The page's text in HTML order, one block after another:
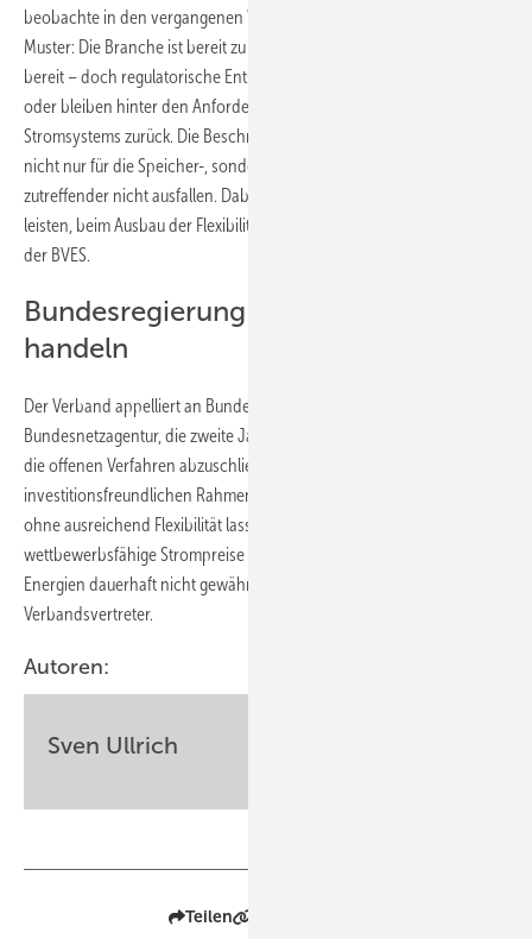
beobachte in den vergangenen Wochen ein wiederkehrendes
Muster: Die Branche ist bereit zu investieren, die Technologien stehen
bereit – doch regulatorische Entscheidungen werden verschoben
oder bleiben hinter den Anforderungen eines zukunftsfähigen
Stromsystems zurück. Die Beschreibung der derzeitigen Situation
nicht nur für die Speicher-, sondern für alle Energiebranchen könnte
zutreffender nicht ausfallen. Dabei könne es sich Deutschland nicht
leisten, beim Ausbau der Flexibilität weiter Zeit zu verlieren, kritisiert
der BVES.
Bundesregierung muss endlich
handeln
Der Verband appelliert an Bundesregierung, Bundestag und
Bundesnetzagentur, die zweite Jahreshälfte konsequent zu nutzen, um
die offenen Verfahren abzuschließen und einen verlässlichen,
investitionsfreundlichen Rahmen für Speicher zu schaffen. „Denn
ohne ausreichend Flexibilität lassen sich Versorgungssicherheit,
wettbewerbsfähige Strompreise und die Integration erneuerbarer
Energien dauerhaft nicht gewährleisten“, warnen die
Verbandsvertreter.
Autoren:
Sven Ullrich
Teilen